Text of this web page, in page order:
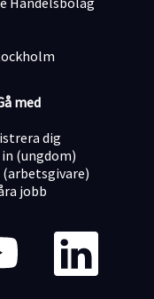
med
dig
(ungdom)
(arbetsgivare)
jobb